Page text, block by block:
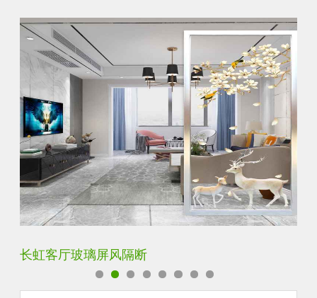
夹丝夹胶夹绢玻璃屏风